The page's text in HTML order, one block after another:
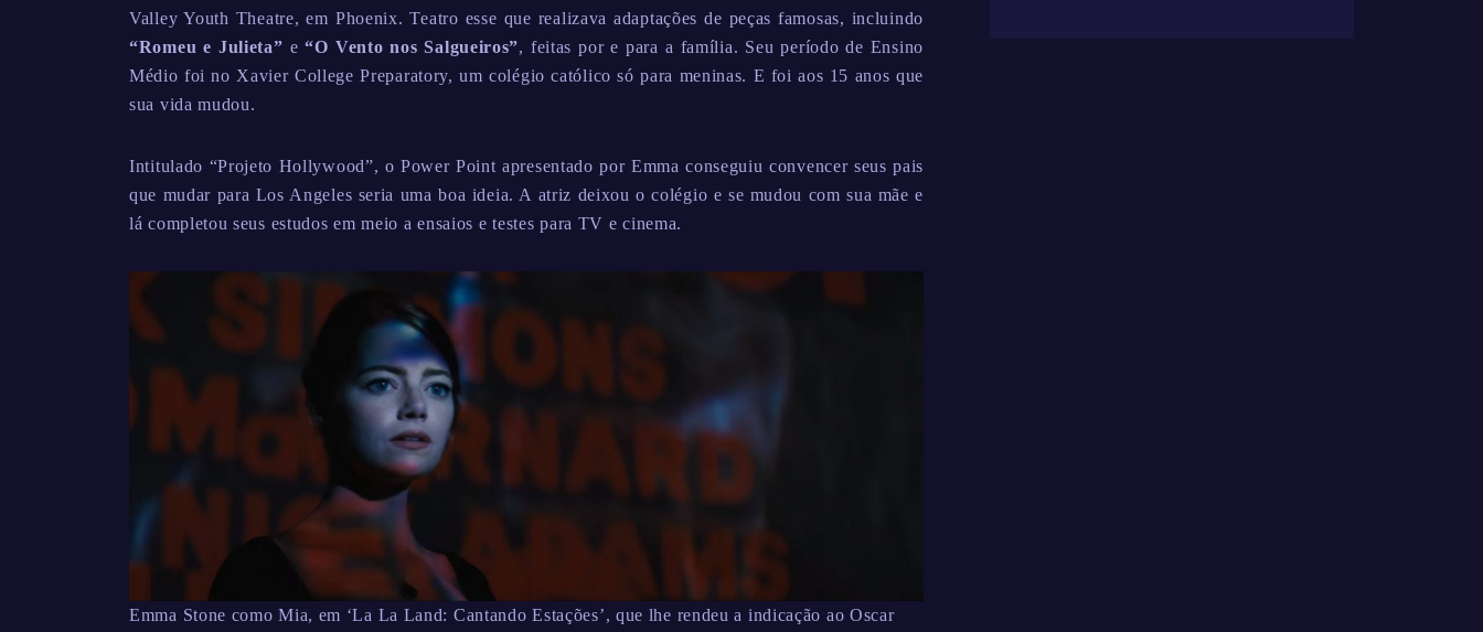
Valley Youth Theatre, em Phoenix. Teatro esse que realizava adaptações de peças famosas, incluindo
“Romeu e Julieta” e“O Vento nos Salgueiros”, feitas por e para a família. Seu período de Ensino
Médio foi no Xavier College Preparatory, um colégio católico só para meninas. E foi aos 15 anos que
sua vida mudou.
Intitulado “Projeto Hollywood”, o Power Point apresentado por Emma conseguiu convencer seus pais
que mudar para Los Angeles seria uma boa ideia. A atriz deixou o colégio e se mudou com sua mãe e
lá completou seus estudos em meio a ensaios e testes para TV e cinema.
Emma Stone como Mia, em ‘La La Land: Cantando Estações’, que lhe rendeu a indicação ao Oscar